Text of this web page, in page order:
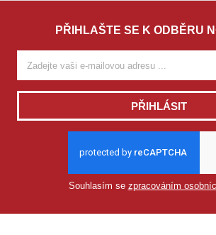
PŘIHLAŠTE SE K ODBĚRU
PŘIHLÁSIT
Souhlasím se zpracováním